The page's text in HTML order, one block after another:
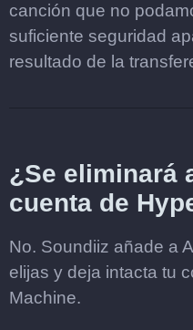
canción que no
suficiente seguridad
resultado de la
¿Se eliminará
cuenta de
No. Soundiiz añade a
elijas y deja intacta tu
Machine.